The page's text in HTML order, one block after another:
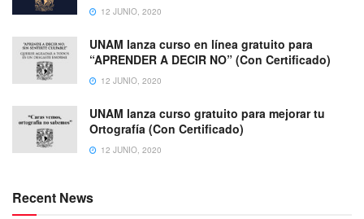
12 JUNIO, 2020
UNAM lanza curso en línea gratuito para
“APRENDER A DECIR NO” (Con Certificado)
12 JUNIO, 2020
UNAM lanza curso gratuito para mejorar tu
Ortografía (Con Certificado)
12 JUNIO, 2020
Recent News